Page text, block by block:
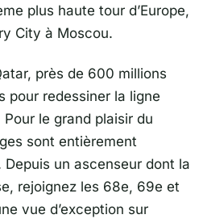
plus haute tour d’Europe,
City à Moscou.
près de 600 millions
pour redessiner la ligne
Pour le grand plaisir du
sont entièrement
un ascenseur dont la
rejoignez les 68e, 69e et
vue d’exception sur